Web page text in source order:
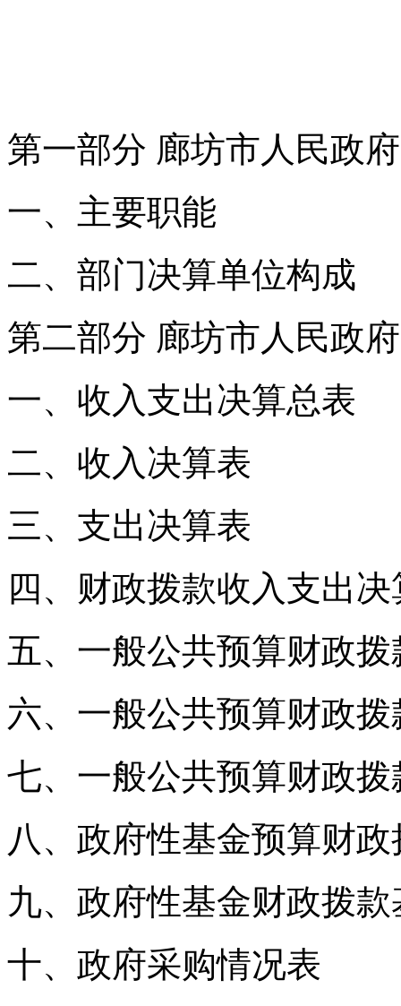
第一部分 廊坊市人民政
一、主要职能
二、部门决算单位构成
第二部分 廊坊市人民政
一、收入支出决算总表
二、收入决算表
三、支出决算表
四、财政拨款收入支出
五、一般公共预算财政
六、一般公共预算财政
七、一般公共预算财政
八、政府性基金预算财
九、政府性基金财政拨
十、政府采购情况表